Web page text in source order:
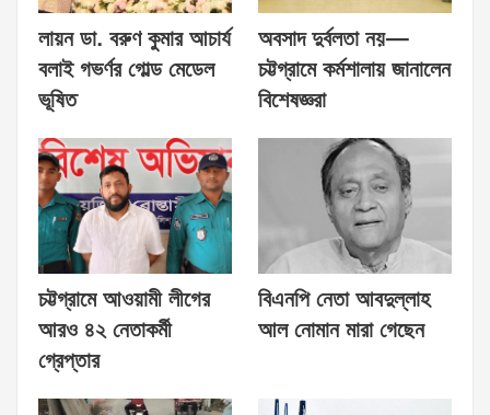
লায়ন ডা. বরুণ কুমার আচার্য
বলাই গভর্ণর গোল্ড মেডেল
ভূষিত
অবসাদ দুর্বলতা নয়—
চট্টগ্রামে কর্মশালায় জানালেন
বিশেষজ্ঞরা
চট্টগ্রামে আওয়ামী লীগের
আরও ৪২ নেতাকর্মী
গ্রেপ্তার
বিএনপি নেতা আবদুল্লাহ
আল নোমান মারা গেছেন